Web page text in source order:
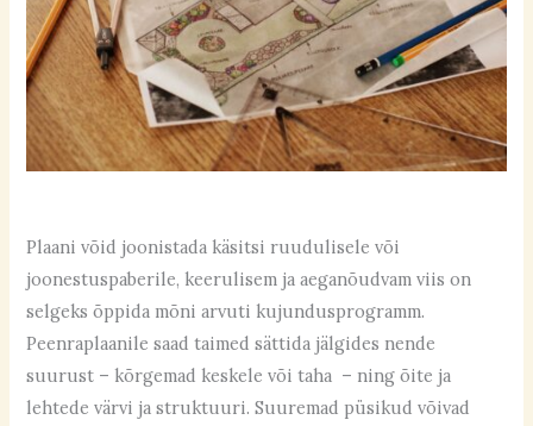
Plaani võid joonistada käsitsi ruudulisele või
joonestuspaberile, keerulisem ja aeganõudvam viis on
selgeks õppida mõni arvuti kujundusprogramm.
Peenraplaanile saad taimed sättida jälgides nende
suurust – kõrgemad keskele või taha – ning õite ja
lehtede värvi ja struktuuri. Suuremad püsikud võivad